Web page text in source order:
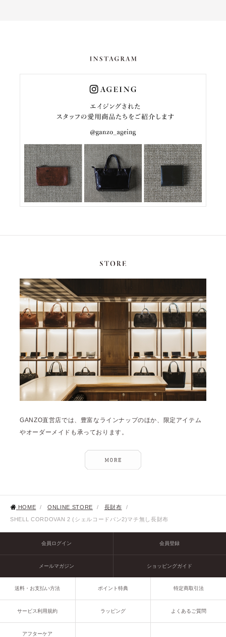
GANZO直営店では、豊富なラインナップのほか、限定アイテム
やオーダーメイドも承っております。
HOME / ONLINE STORE / 長財布
/
SHELL CORDOVAN 2 (シェルコードバン2)マチ無し長財布
会員ログイン 会員登録
メールマガジン ショッピングガイド
送料・お支払い方法 ポイント特典 特定商取引法
サービス利用規約 ラッピング よくあるご質問
アフターケア